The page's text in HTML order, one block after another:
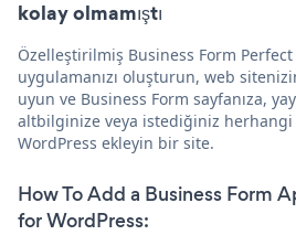
kolay olmamıştı
Özelleştirilmiş Business Form
uygulamanızı oluşturun, web
uyun ve Business Form sayfanıza,
altbilginize veya istediğiniz
WordPress ekleyin bir site.
How To Add a Business Form
for WordPress: